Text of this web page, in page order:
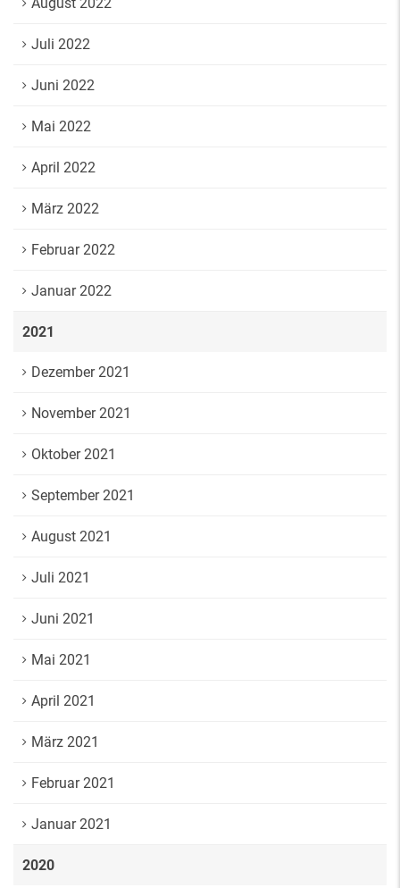
Juli 2022
Juni 2022
Mai 2022
April 2022
März 2022
Februar 2022
Januar 2022
2021
Dezember 2021
November 2021
Oktober 2021
September 2021
August 2021
Juli 2021
Juni 2021
Mai 2021
April 2021
März 2021
Februar 2021
Januar 2021
2020